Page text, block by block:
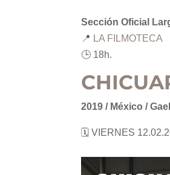
Sección Oficial
📍 LA FILMOTECA
🕒 18h.
2019 / México /
🗓 VIERNES